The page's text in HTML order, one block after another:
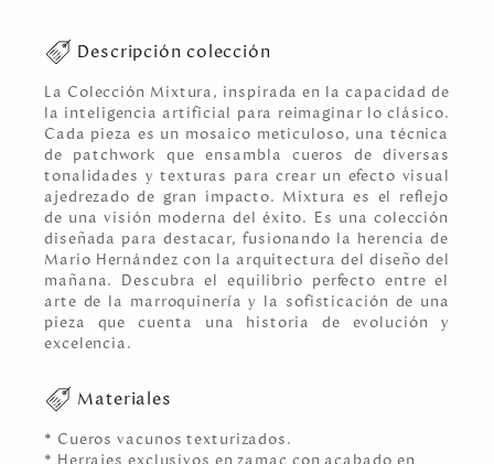
Descripción colección
La Colección Mixtura, inspirada en la capacidad de
la inteligencia artificial para reimaginar lo clásico.
Cada pieza es un mosaico meticuloso, una técnica
de patchwork que ensambla cueros de diversas
tonalidades y texturas para crear un efecto visual
ajedrezado de gran impacto. Mixtura es el reflejo
de una visión moderna del éxito. Es una colección
diseñada para destacar, fusionando la herencia de
Mario Hernández con la arquitectura del diseño del
mañana. Descubra el equilibrio perfecto entre el
arte de la marroquinería y la sofisticación de una
pieza que cuenta una historia de evolución y
excelencia.
Materiales
* Cueros vacunos texturizados.